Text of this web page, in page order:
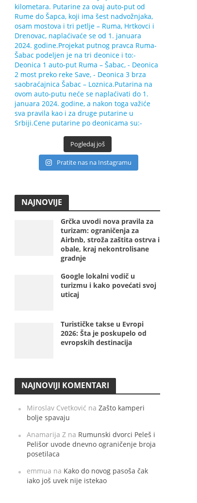
Pogledaj još
Pratite nas na Instagramu
NAJNOVIJE
Grčka uvodi nova pravila za
turizam: ograničenja za
Airbnb, stroža zaštita ostrva i
obale, kraj nekontrolisane
gradnje
Google lokalni vodič u
turizmu i kako povećati svoj
uticaj
Turističke takse u Evropi
2026: Šta je poskupelo od
evropskih destinacija
NAJNOVIJI KOMENTARI
Miroslav Cvetković naZašto kamperi
bolje spavaju
Anamarija Z na Rumunski dvorci Peleš i
Pelišor uvode dnevno ograničenje broja
posetilaca
emmua na Kako do novog pasoša čak
iako još uvek nije istekao